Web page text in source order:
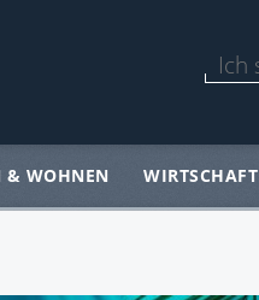
WOHNEN WIRTSCHAFT